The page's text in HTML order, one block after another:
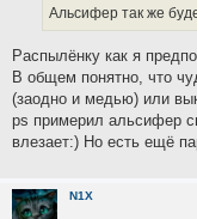
Альсифер так же
Распылёнку как я
В общем понятно, что
(заодно и медью) или
ps примерил альсифер
влезает:) Но есть ещё
N1X